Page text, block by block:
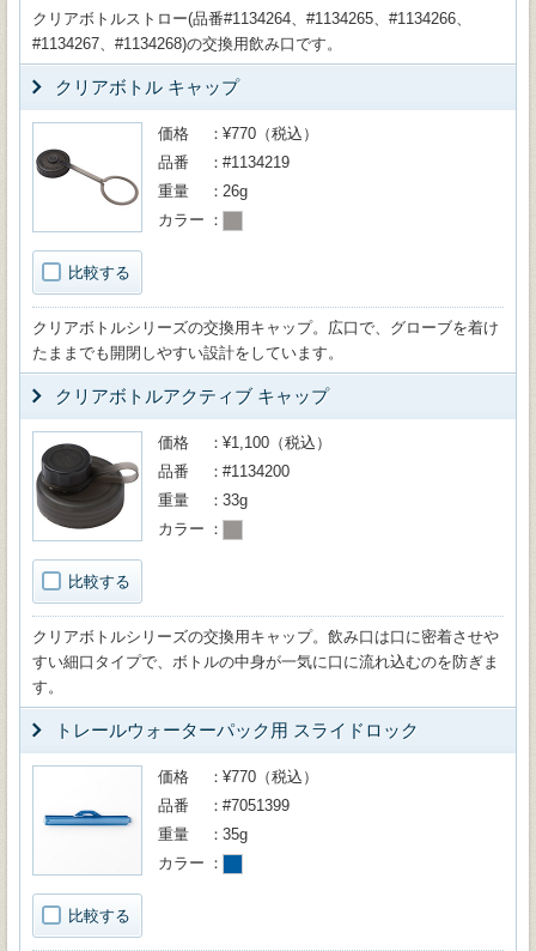
クリアボトルストロー(品番#1134264、#1134265、#1134266、
#1134267、#1134268)の交換用飲み口です。
クリアボトル キャップ
比較する
価格
¥770（税込）
品番
#1134219
重量
26g
カラー
クリアボトルシリーズの交換用キャップ。広口で、グローブを着け
たままでも開閉しやすい設計をしています。
クリアボトルアクティブ キャップ
比較する
価格
¥1,100（税込）
品番
#1134200
重量
33g
カラー
クリアボトルシリーズの交換用キャップ。飲み口は口に密着させや
すい細口タイプで、ボトルの中身が一気に口に流れ込むのを防ぎま
す。
トレールウォーターパック用 スライドロック
比較する
価格
¥770（税込）
品番
#7051399
重量
35g
カラー